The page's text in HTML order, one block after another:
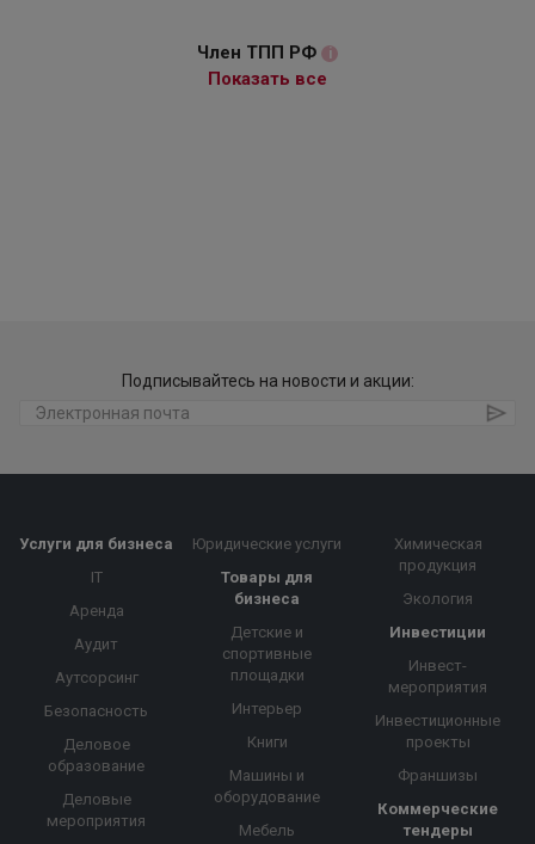
Член ТПП РФ i
Показать все
Подписывайтесь на новости и акции:
Услуги для бизнеса
IT
Аренда
Аудит
Аутсорсинг
Безопасность
Деловое
образование
Деловые
мероприятия
Юридические услуги
Товары для
бизнеса
Детские и
спортивные
площадки
Интерьер
Книги
Машины и
оборудование
Мебель
Химическая
продукция
Экология
Инвестиции
Инвест-
мероприятия
Инвестиционные
проекты
Франшизы
Коммерческие
тендеры